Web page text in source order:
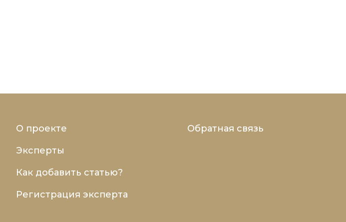
О проекте
Эксперты
Как добавить статью?
Регистрация эксперта
Обратная связь